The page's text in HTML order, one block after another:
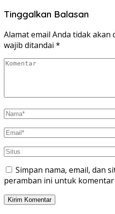
Tinggalkan Balasan
Alamat email Anda tidak akan
wajib ditandai *
Simpan nama, email, dan
peramban ini untuk